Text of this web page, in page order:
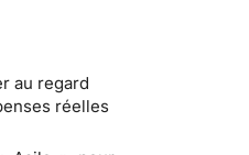
au regard
réelles